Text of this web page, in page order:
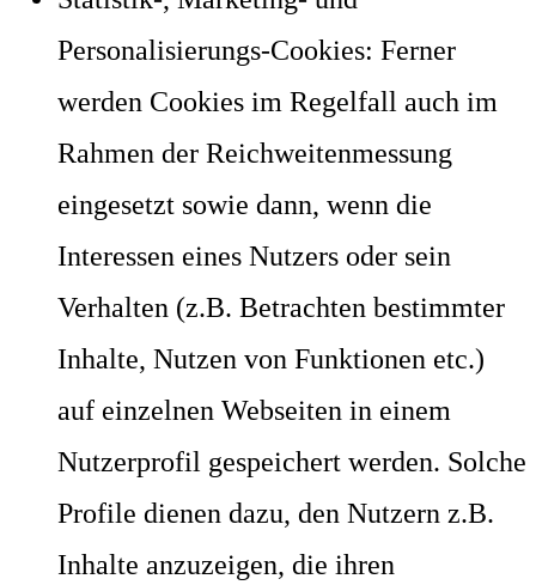
Personalisierungs-Cookies: Ferner
werden Cookies im Regelfall auch im
Rahmen der Reichweitenmessung
eingesetzt sowie dann, wenn die
Interessen eines Nutzers oder sein
Verhalten (z.B. Betrachten bestimmter
Inhalte, Nutzen von Funktionen etc.)
auf einzelnen Webseiten in einem
Nutzerprofil gespeichert werden. Solche
Profile dienen dazu, den Nutzern z.B.
Inhalte anzuzeigen, die ihren